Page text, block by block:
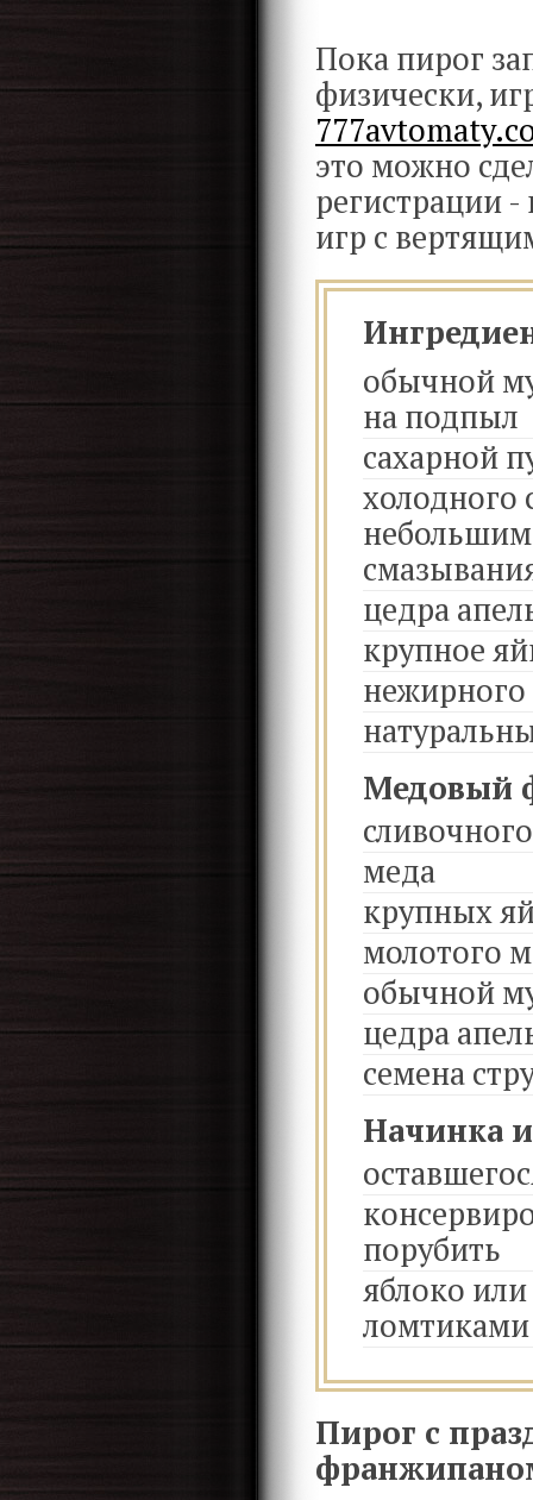
Пока пирог
физически,
это можно
регистрации
игр с
обычной
на подпыл
сахарной
холодного
цедра
крупное
Медовый
меда
крупных
молотого
обычной
цедра
семена
Начинка
порубить
яблоко
ломтиками
Пирог с